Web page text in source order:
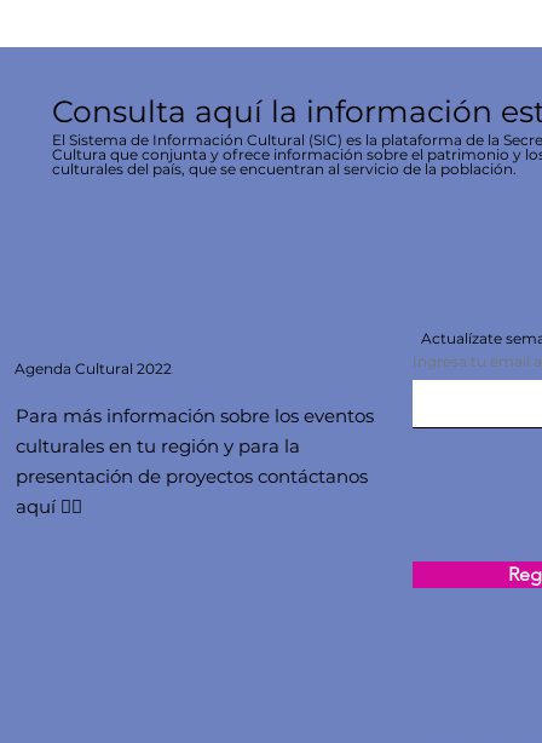
Consulta aquí la información
El Sistema de Información Cultural (SIC) es la plataforma de la
Cultura que conjunta y ofrece información sobre el patrimonio y
culturales del país, que se encuentran al servicio de la población.
Agenda Cultural 2022
Para más información sobre los eventos
culturales en tu región y para la
presentación de proyectos contáctanos
aquí 👇🏻
Actualízate
Ingresa tu email